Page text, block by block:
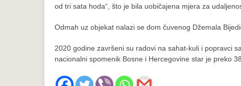
od tri sata hoda“, što je bila uobičajena mjera za
Odmah uz objekat nalazi se dom čuvenog Džemala
2020 godine završeni su radovi na sahat-kuli i popravci
nacionalni spomenik Bosne i Hercegovine star je preko